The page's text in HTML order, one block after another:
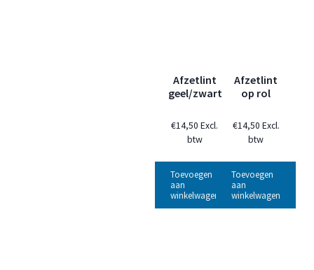
Afzetlint
geel/zwart
€14,50 Excl.
btw
Toevoegen
aan
winkelwagen
Afzetlint
op rol
€14,50 Excl.
btw
Toevoegen
aan
winkelwagen